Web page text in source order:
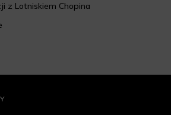
z Lotniskiem Chopina